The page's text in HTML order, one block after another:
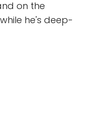
on the
he's deep-